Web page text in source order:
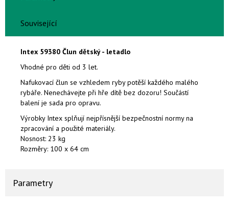
Související
Intex 59380 Člun dětský - letadlo
Vhodné pro děti od 3 let.
Nafukovací člun se vzhledem ryby potěší každého malého
rybáře. Nenechávejte při hře dítě bez dozoru! Součástí
balení je sada pro opravu.
Výrobky Intex splňují nejpřísnější bezpečnostní normy na
zpracování a použité materiály.
Nosnost: 23 kg
Rozměry: 100 x 64 cm
Parametry